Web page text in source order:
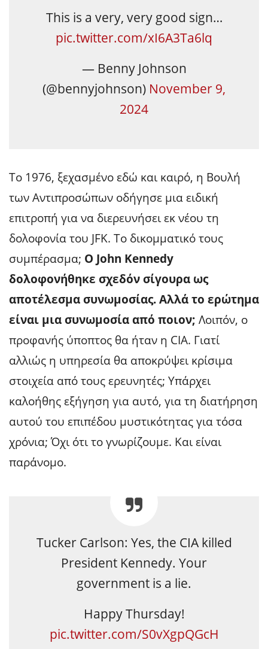
This is a very, very good sign…
pic.twitter.com/xI6A3Ta6lq
— Benny Johnson
(@bennyjohnson) November 9,
2024
Το 1976, ξεχασμένο εδώ και καιρό, η Βουλή
των Αντιπροσώπων οδήγησε μια ειδική
επιτροπή για να διερευνήσει εκ νέου τη
δολοφονία του JFK. Το δικομματικό τους
συμπέρασμα; Ο John Kennedy
δολοφονήθηκε σχεδόν σίγουρα ως
αποτέλεσμα συνωμοσίας. Αλλά το ερώτημα
είναι μια συνωμοσία από ποιον; Λοιπόν, ο
προφανής ύποπτος θα ήταν η CIA. Γιατί
αλλιώς η υπηρεσία θα αποκρύψει κρίσιμα
στοιχεία από τους ερευνητές; Υπάρχει
καλοήθης εξήγηση για αυτό, για τη διατήρηση
αυτού του επιπέδου μυστικότητας για τόσα
χρόνια; Όχι ότι το γνωρίζουμε. Και είναι
παράνομο.
Tucker Carlson: Yes, the CIA killed
President Kennedy. Your
government is a lie.
Happy Thursday!
pic.twitter.com/S0vXgpQGcH